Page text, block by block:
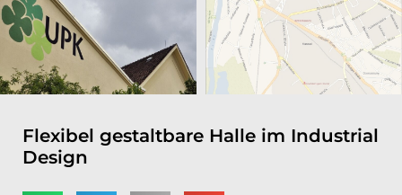
Flexibel gestaltbare Halle im Industrial
Design